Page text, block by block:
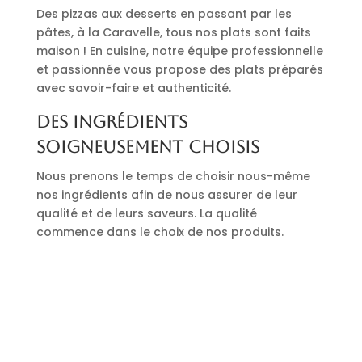
Des pizzas aux desserts en passant par les
pâtes, à la Caravelle, tous nos plats sont faits
maison ! En cuisine, notre équipe professionnelle
et passionnée vous propose des plats préparés
avec savoir-faire et authenticité.
Des ingrédients
soigneusement choisis
Nous prenons le temps de choisir nous-même
nos ingrédients afin de nous assurer de leur
qualité et de leurs saveurs. La qualité
commence dans le choix de nos produits.